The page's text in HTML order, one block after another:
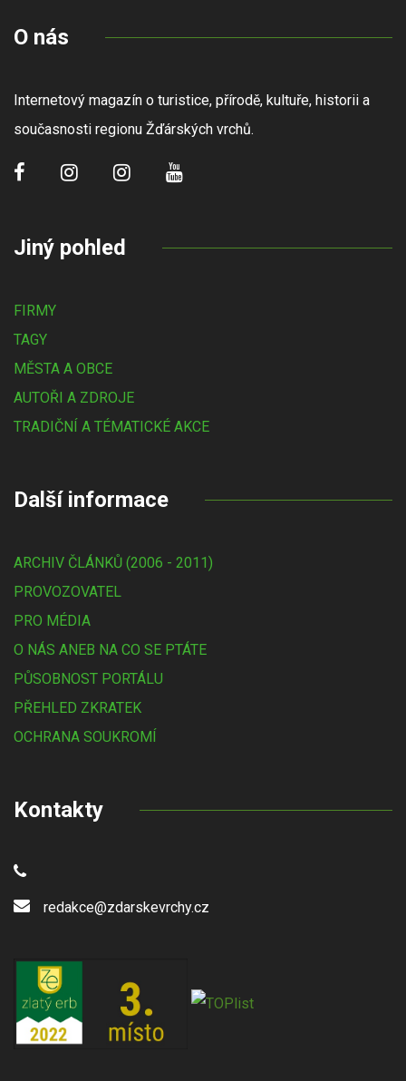
O nás
Internetový magazín o turistice, přírodě, kultuře, historii a
současnosti regionu Žďárských vrchů.
Jiný pohled
FIRMY
TAGY
MĚSTA A OBCE
AUTOŘI A ZDROJE
TRADIČNÍ A TÉMATICKÉ AKCE
Další informace
ARCHIV ČLÁNKŮ (2006 - 2011)
PROVOZOVATEL
PRO MÉDIA
O NÁS ANEB NA CO SE PTÁTE
PŮSOBNOST PORTÁLU
PŘEHLED ZKRATEK
OCHRANA SOUKROMÍ
Kontakty
redakce@zdarskevrchy.cz